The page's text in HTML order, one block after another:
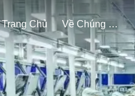
Trang Chủ Về Chúng Tôi